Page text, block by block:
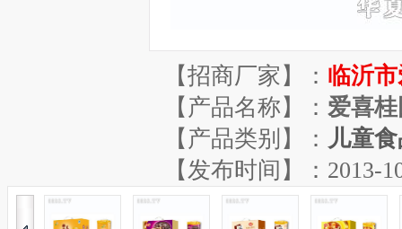
【招商厂家】： 临沂
【产品名称】： 爱喜
【产品类别】： 儿童
【发布时间】：2013-